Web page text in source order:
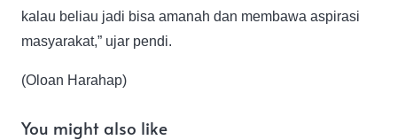
kalau beliau jadi bisa amanah dan membawa aspirasi
masyarakat,” ujar pendi.
(Oloan Harahap)
You might also like